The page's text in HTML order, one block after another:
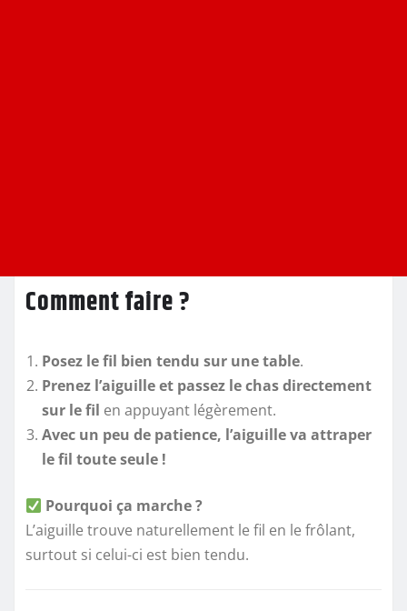
Comment faire ?
Posez le fil bien tendu sur une table.
Prenez l’aiguille et passez le chas directement
sur le fil en appuyant légèrement.
Avec un peu de patience, l’aiguille va attraper
le fil toute seule !
Pourquoi ça marche ?
L’aiguille trouve naturellement le fil en le frôlant,
surtout si celui-ci est bien tendu.